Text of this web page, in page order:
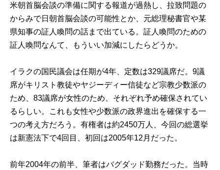
米朝首脳会談の準備に関する報道が過熱し、拉致問題の
からみで日朝首脳会談の可能性とか、元総理秘書官や某
県知事の証人喚問の話まで出ている。証人喚問のための
証人喚問なんて、もういい加減にしたらどうか。
イラクの国民議会は任期が4年、定数は329議席だ。9議
席がキリスト教徒やヤジーディー信徒など宗教少数派の
ため、83議席が女性のため、それぞれ予め確保されてい
るらしい。これも女性や少数派の政界進出を確保する一
つの考え方だろう。有権者は約2450万人、今回の総選挙
は新憲法下で4回目、初回は2005年12月だった。
前年2004年の前半、筆者はバグダッド勤務だった。当時